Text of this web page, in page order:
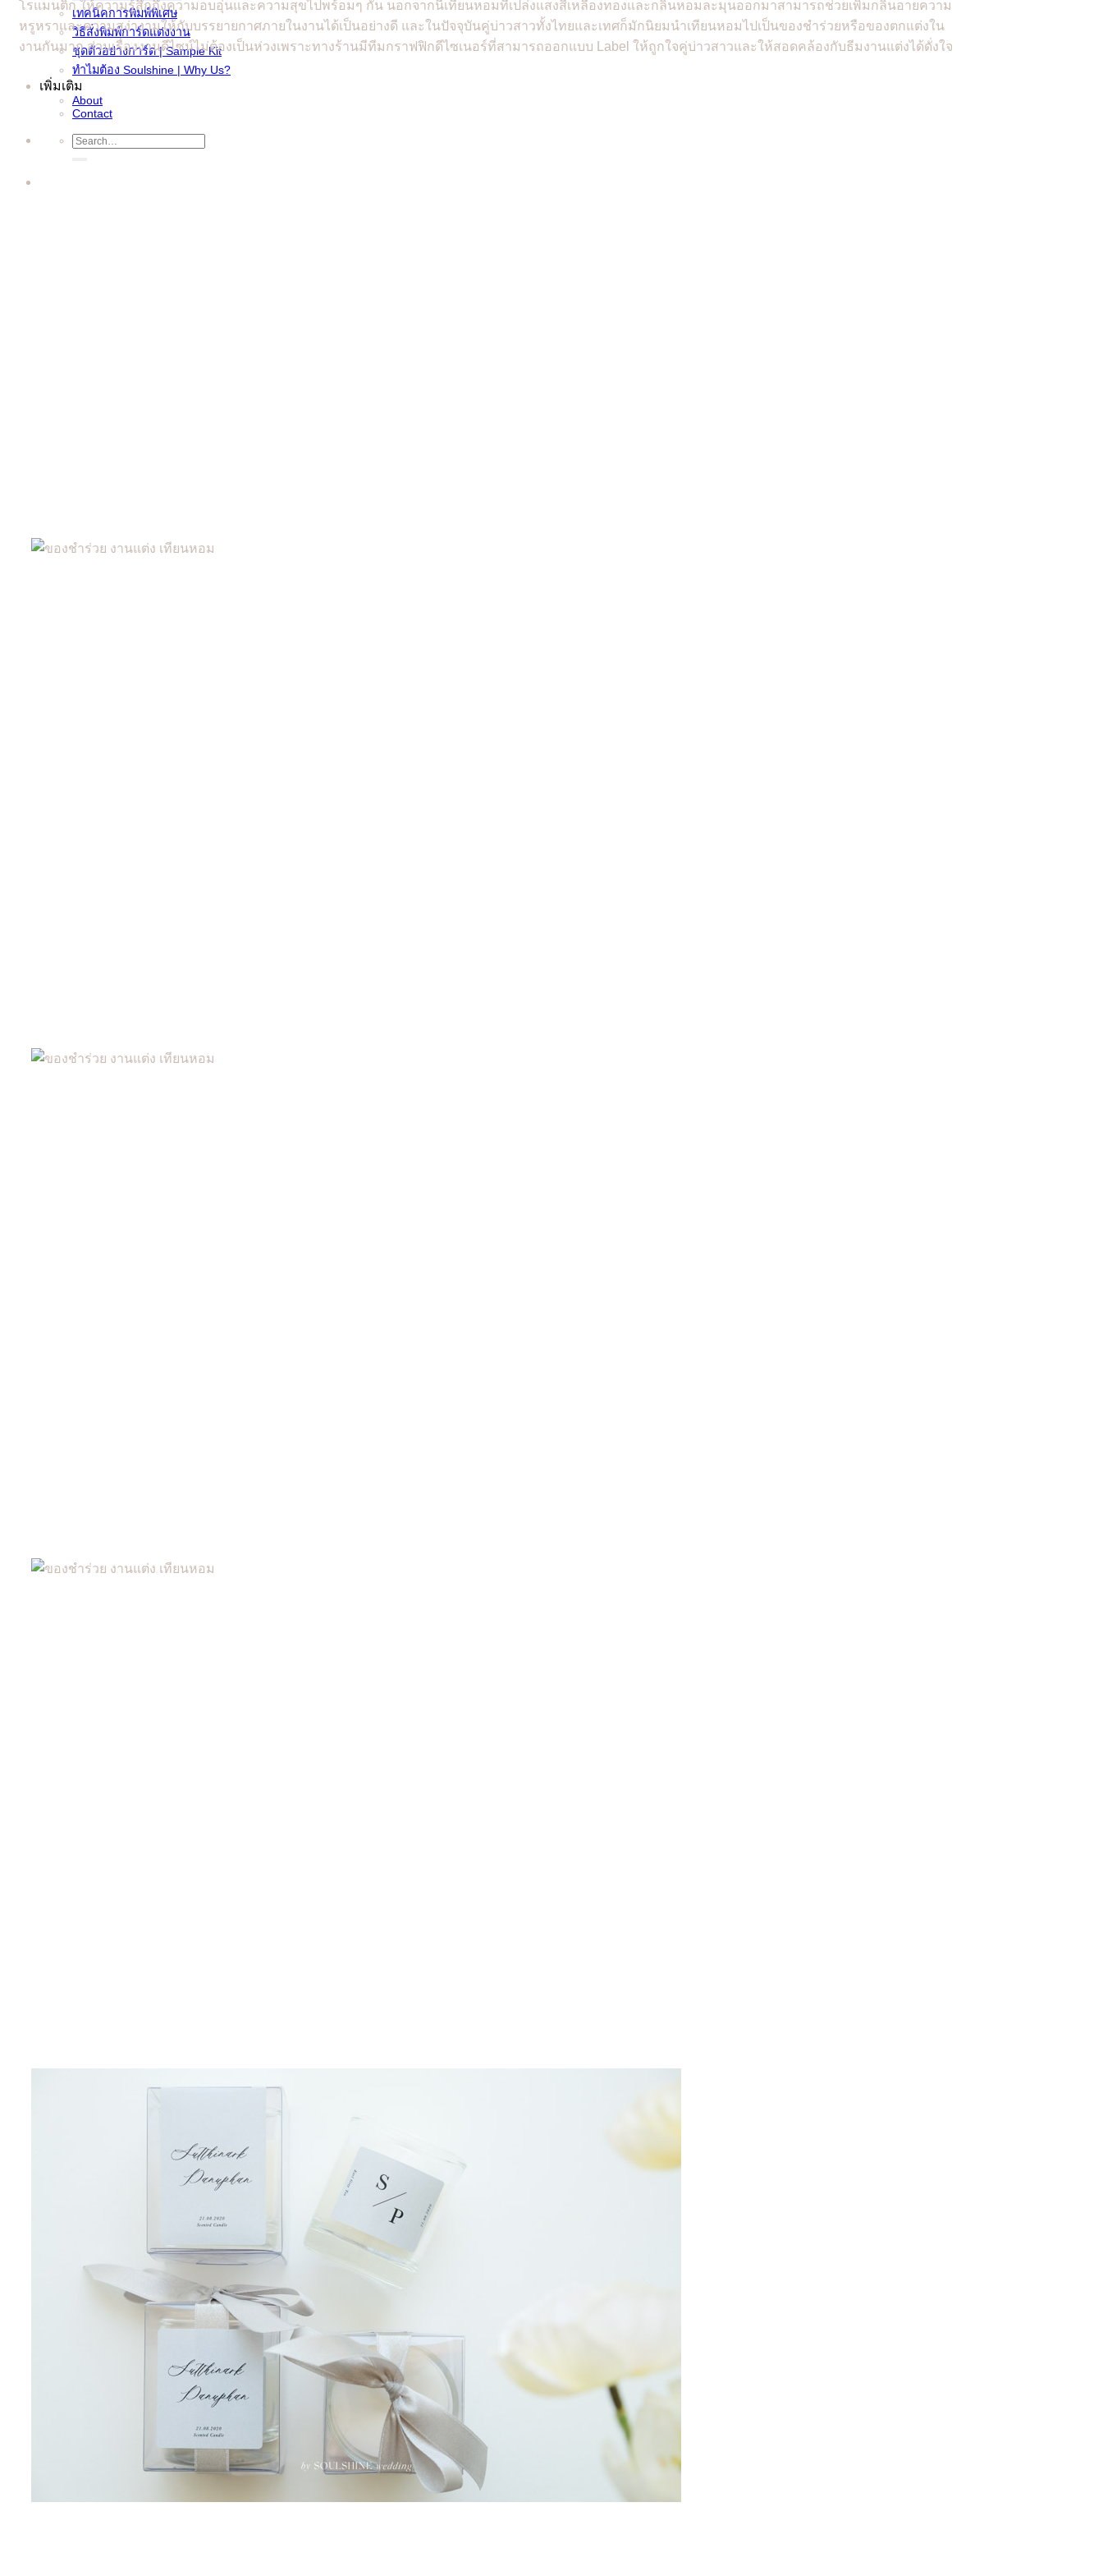
เทคนิคการพิมพ์พิเศษ
วิธีสั่งพิมพ์การ์ดแต่งงาน
ชุดตัวอย่างการ์ด | Sample Kit
ทำไมต้อง Soulshine | Why Us?
เพิ่มเติม
About
Contact
Search
for:
โรแมนติก ให้ความรู้สึกถึงความอบอุ่นและความสุขไปพร้อมๆ กัน นอกจากนี้เทียนหอมที่เปล่งแสงสีเหลืองทองและกลิ่นหอมละมุนออกมาสามารถช่วยเพิ่มกลิ่นอายความ
หรูหราและความสง่างามให้กับบรรยายกาศภายในงานได้เป็นอย่างดี และในปัจจุบันคู่บ่าวสาวทั้งไทยและเทศก็มักนิยมนำเทียนหอมไปเป็นของชำร่วยหรือของตกแต่งใน
งานกันมาก ส่วนเรื่องงานดีไซน์ไม่ต้องเป็นห่วงเพราะทางร้านมีทีมกราฟฟิกดีไซเนอร์ที่สามารถออกแบบ Label ให้ถูกใจคู่บ่าวสาวและให้สอดคล้องกับธีมงานแต่งได้ดั่งใจ